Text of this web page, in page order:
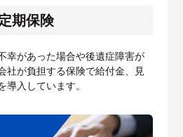
期保険
幸があった場合や後遺症障害が
社が負担する保険で給付金、見
導入しています。